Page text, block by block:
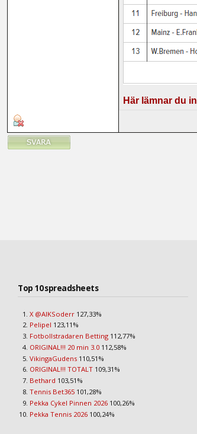
Här lämnar du
Top 10 spreadsheets
X @AIKSoderr 127,33%
Pelipel 123,11%
Fotbollstradaren Betting 112,77%
ORIGINAL!!! 20 min 3.0 112,58%
VikingaGudens 110,51%
ORIGINAL!!! TOTALT 109,31%
Bethard 103,51%
Tennis Bet365 101,28%
Pekka Cykel Pinnen 2026 100,26%
Pekka Tennis 2026 100,24%